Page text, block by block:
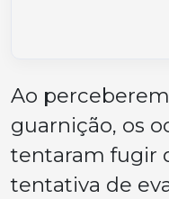
Ao
guarnição, os
tentaram fugir
tentativa de